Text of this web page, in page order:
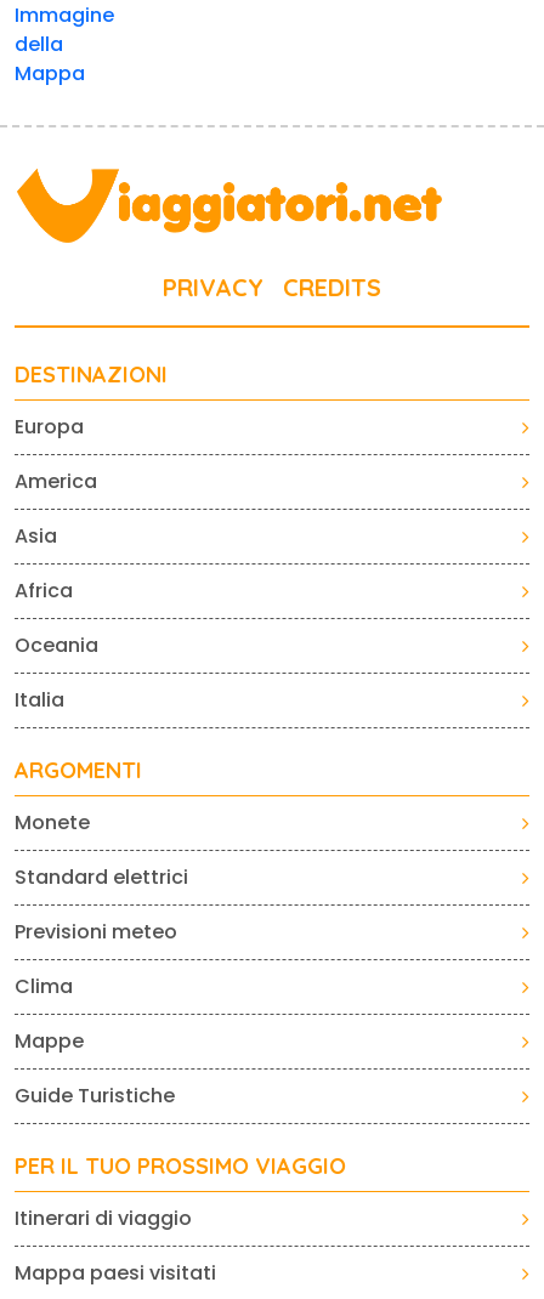
Immagine
della
Mappa
PRIVACY CREDITS
DESTINAZIONI
Europa
America
Asia
Africa
Oceania
Italia
ARGOMENTI
Monete
Standard elettrici
Previsioni meteo
Clima
Mappe
Guide Turistiche
PER IL TUO PROSSIMO VIAGGIO
Itinerari di viaggio
Mappa paesi visitati